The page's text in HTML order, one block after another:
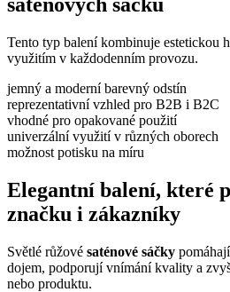
Tento typ balení kombinuje estetickou
využitím v každodenním provozu.
jemný a moderní barevný odstín
reprezentativní vzhled pro B2B i B2C
vhodné pro opakované použití
univerzální využití v různých oborech
možnost potisku na míru
Elegantní balení, které
značku i zákazníky
Světlé růžové saténové sáčky
dojem, podporují vnímání kvality a
nebo produktu.